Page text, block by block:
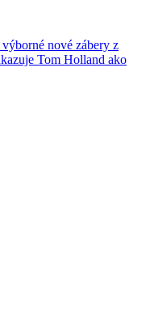
nové zábery z
Tom Holland ako